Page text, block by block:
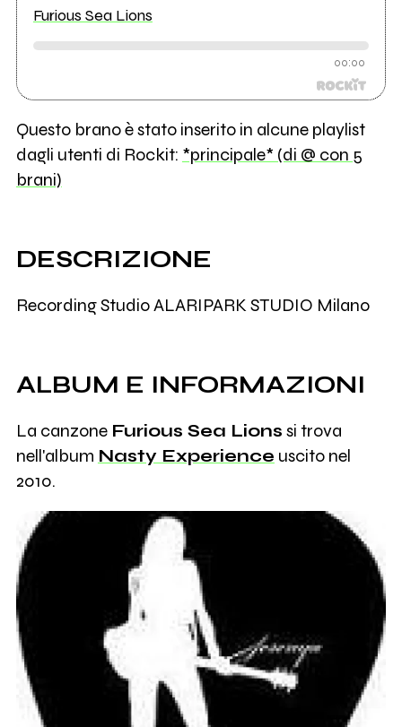
Furious Sea Lions
00:00
Questo brano è stato inserito in alcune playlist
dagli utenti di Rockit: *principale* (di @ con 5
brani)
DESCRIZIONE
Recording Studio ALARIPARK STUDIO Milano
ALBUM E INFORMAZIONI
La canzone Furious Sea Lions si trova
nell'album Nasty Experience uscito nel
2010.